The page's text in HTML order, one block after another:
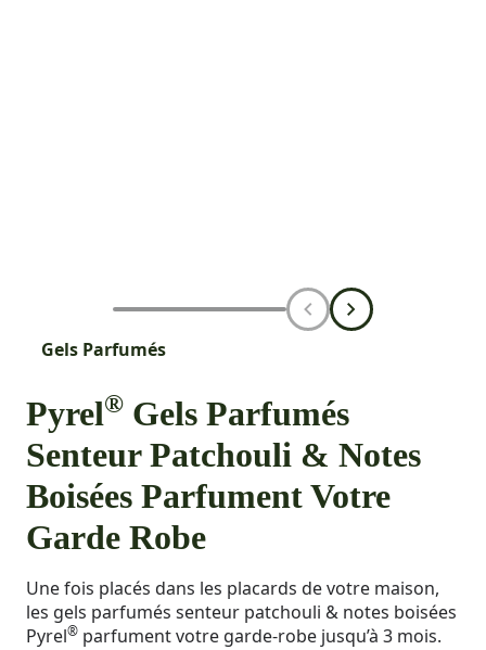
Gels Parfumés
Pyrel® Gels Parfumés
Senteur Patchouli & Notes
Boisées Parfument Votre
Garde Robe
Une fois placés dans les placards de votre maison,
les gels parfumés senteur patchouli & notes boisées
Pyrel® parfument votre garde-robe jusqu’à 3 mois.